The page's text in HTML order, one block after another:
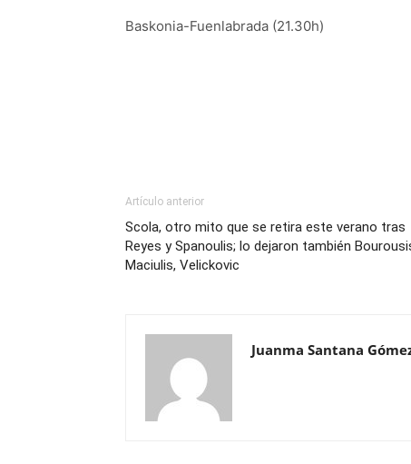
Baskonia-Fuenlabrada (21.30h)
Artículo anterior
Scola, otro mito que se retira este verano tras
Reyes y Spanoulis; lo dejaron también
Maciulis, Velickovic
Juanma Santana